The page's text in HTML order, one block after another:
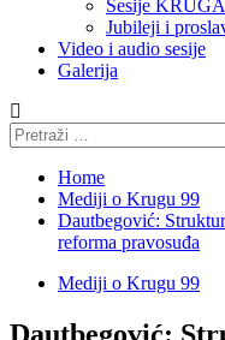
Sesije
Jubileji i
Video i audio sesije
Galerija
Pretraga:
Home
Mediji o Krugu 99
Dautbegović:
reforma pravosuđa
Mediji o Krugu 99